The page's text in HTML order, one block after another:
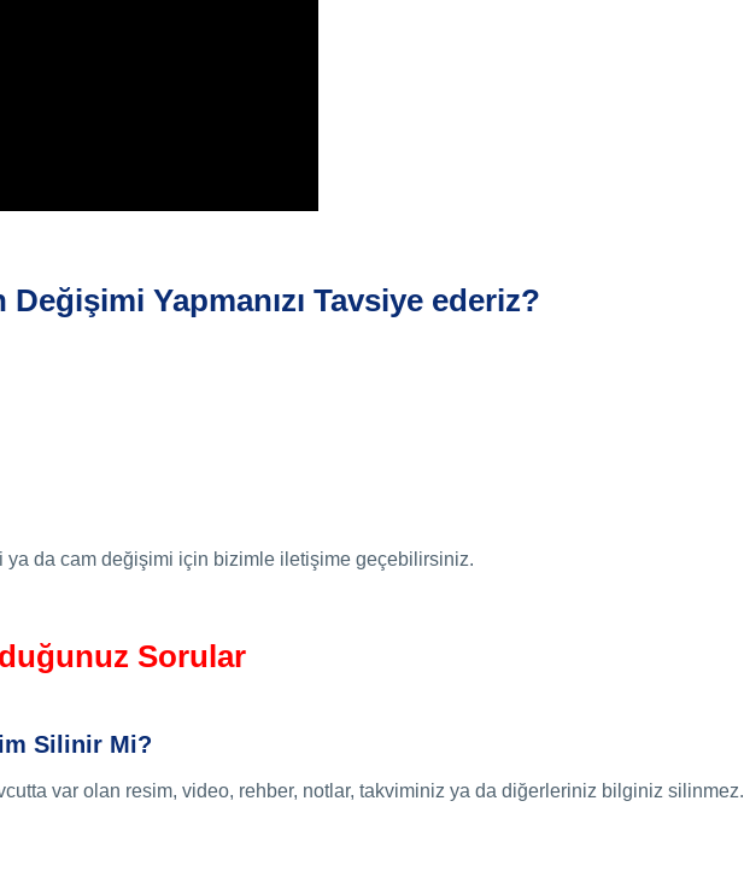
Değişimi Yapmanızı Tavsiye ederiz?
da cam değişimi için bizimle iletişime geçebilirsiniz.
Sorular
Silinir Mi?
var olan resim, video, rehber, notlar, takviminiz ya da diğerleriniz bilginiz silinmez.